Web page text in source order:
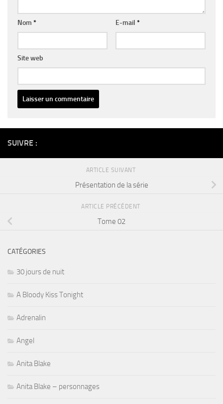
Nom * E-mail *
Site web
SUIVRE :
ARTICLE SUIVANT
Présentation de la série
ARTICLE PRÉCÉDENT
Tome 02
CATÉGORIES
30 jours de nuit
A Bloody Kiss Tonight
Adrenalin
Angel
Anita Blake
Anita Blake – personnages